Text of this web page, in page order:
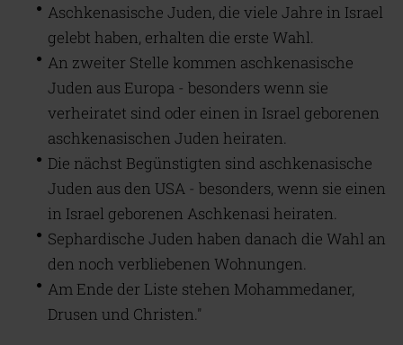
Aschkenasische Juden, die viele Jahre in Israel
gelebt haben, erhalten die erste Wahl.
An zweiter Stelle kommen aschkenasische
Juden aus Europa - besonders wenn sie
verheiratet sind oder einen in Israel geborenen
aschkenasischen Juden heiraten.
Die nächst Begünstigten sind aschkenasische
Juden aus den USA - besonders, wenn sie einen
in Israel geborenen Aschkenasi heiraten.
Sephardische Juden haben danach die Wahl an
den noch verbliebenen Wohnungen.
Am Ende der Liste stehen Mohammedaner,
Drusen und Christen."